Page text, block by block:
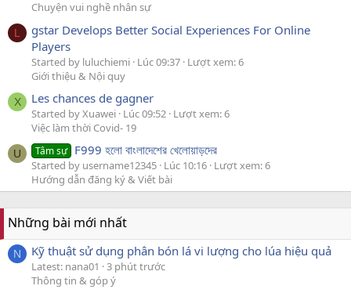
Chuyện vui nghề nhân sự
L
gstar Develops Better Social Experiences For Online
Players
Started by luluchiemi Lúc 09:37 Lượt xem: 6
Giới thiệu & Nội quy
X Les chances de gagner
Started by Xuawei Lúc 09:52 Lượt xem: 6
Việc làm thời Covid- 19
U Tâm sự F999 হলো বাংলাদেশের খেলোয়াড়দের
Started by username12345 Lúc 10:16 Lượt xem: 6
Hướng dẫn đăng ký & Viết bài
Những bài mới nhất
N Kỹ thuật sử dụng phân bón lá vi lượng cho lúa hiệu quả
Latest: nana01
3 phút trước
Thông tin & góp ý